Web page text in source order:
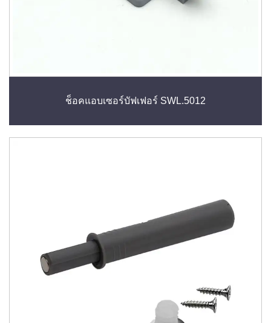
ช็อคแอบเซอร์บัฟเฟอร์ SWL.5012